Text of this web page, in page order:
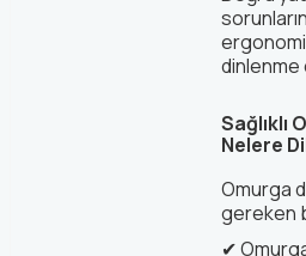
dinlenme
Sağlıklı
Nelere
Omurga
gereken
✔